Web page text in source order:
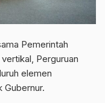
Pemerintah
Perguruan
elemen
Gubernur.